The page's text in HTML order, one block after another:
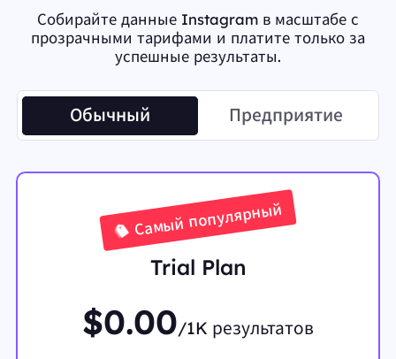
Собирайте данные Instagram в масштабе с
прозрачными тарифами и платите только за
успешные результаты.
Обычный Предприятие
Самый популярный
Trial Plan
$0.00/1K результатов